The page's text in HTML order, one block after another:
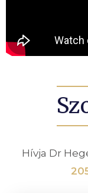
Hívja Dr